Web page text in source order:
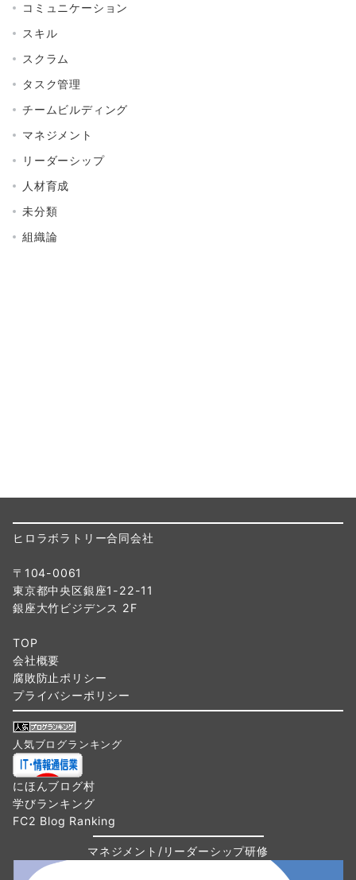
コミュニケーション
スキル
スクラム
タスク管理
チームビルディング
マネジメント
リーダーシップ
人材育成
未分類
組織論
ヒロラボラトリー合同会社
〒104-0061
東京都中央区銀座1-22-11
銀座大竹ビジデンス 2F
TOP
会社概要
腐敗防止ポリシー
プライバシーポリシー
人気ブログランキング
にほんブログ村
学びランキング
FC2 Blog Ranking
マネジメント/リーダーシップ研修